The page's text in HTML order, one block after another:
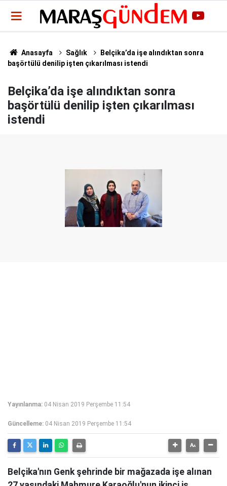
Anasayfa Sağlık
Belçika’da işe alındıktan sonra
başörtülü denilip işten çıkarılması istendi
Belçika’da işe alındıktan sonra
başörtülü denilip işten çıkarılması
istendi
Yayınlanma: 04 Nisan 2019 Perşembe 11:54
Güncelleme: 04 Nisan 2019 Perşembe 11:54
Belçika'nın Genk şehrinde bir mağazada işe alınan